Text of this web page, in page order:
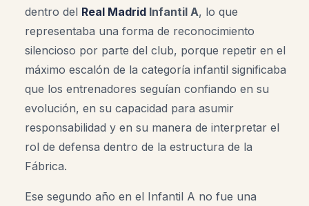
dentro del Real Madrid Infantil A, lo que
representaba una forma de reconocimiento
silencioso por parte del club, porque repetir en el
máximo escalón de la categoría infantil significaba
que los entrenadores seguían confiando en su
evolución, en su capacidad para asumir
responsabilidad y en su manera de interpretar el
rol de defensa dentro de la estructura de la
Fábrica.
Ese segundo año en el Infantil A no fue una